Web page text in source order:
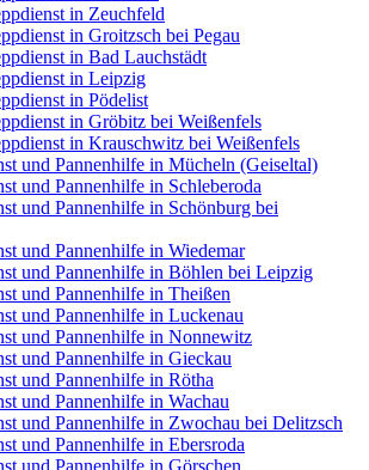
in Zeuchfeld
in Groitzsch bei Pegau
in Bad Lauchstädt
in Leipzig
in Pödelist
in Gröbitz bei Weißenfels
in Krauschwitz bei Weißenfels
und Pannenhilfe in Mücheln (Geiseltal)
und Pannenhilfe in Schleberoda
und Pannenhilfe in Schönburg bei
und Pannenhilfe in Wiedemar
und Pannenhilfe in Böhlen bei Leipzig
und Pannenhilfe in Theißen
und Pannenhilfe in Luckenau
und Pannenhilfe in Nonnewitz
und Pannenhilfe in Gieckau
und Pannenhilfe in Rötha
und Pannenhilfe in Wachau
und Pannenhilfe in Zwochau bei Delitzsch
und Pannenhilfe in Ebersroda
und Pannenhilfe in Görschen